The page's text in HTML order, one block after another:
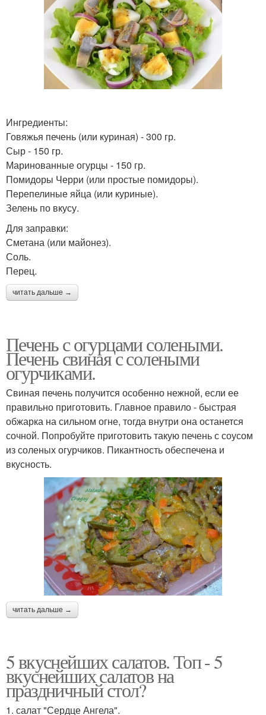
Ингредиенты:
Говяжья печень (или куриная) - 300 гр.
Сыр - 150 гр.
Маринованные огурцы - 150 гр.
Помидоры Черри (или простые помидоры).
Перепелиные яйца (или куриные).
Зелень по вкусу.
Для заправки:
Сметана (или майонез).
Соль.
Перец.
читать дальше →
Печень с огурцами солеными.
Печень свиная с солеными
огурчиками.
Свиная печень получится особенно нежной, если ее
правильно приготовить. Главное правило - быстрая
обжарка на сильном огне, тогда внутри она останется
сочной. Попробуйте приготовить такую печень с соусом
из соленых огурчиков. Пикантность обеспечена и
вкусность.
читать дальше →
5 вкуснейших салатов. Топ - 5
вкуснейших салатов на
праздничный стол?
1. салат "Сердце Ангела".